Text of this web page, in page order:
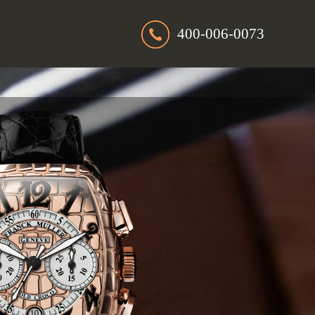
400-006-0073